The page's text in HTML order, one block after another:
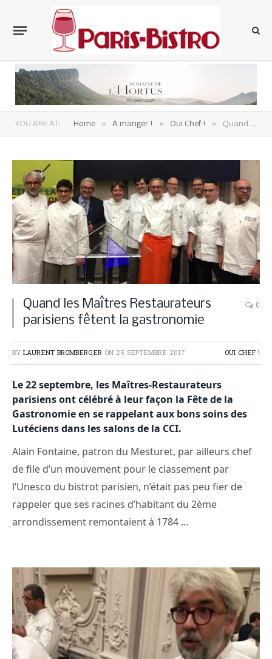
YOU ARE AT: Home » A manger ! » Oui Chef ! » Quand les Maîtres Restaurateurs parisiens fêtent la gastronomie
Quand les Maîtres Restaurateurs
parisiens fêtent la gastronomie
0
BY LAURENT BROMBERGER ON 25 SEPTEMBRE 2017 OUI CHEF !
Le 22 septembre, les Maîtres-Restaurateurs
parisiens ont célébré à leur façon la Fête de la
Gastronomie en se rappelant aux bons soins des
Lutéciens dans les salons de la CCI.
Alain Fontaine, patron du Mesturet, par ailleurs chef
de file d’un mouvement pour le classement par
l’Unesco du bistrot parisien, n’était pas peu fier de
rappeler que ses racines d’habitant du 2ème
arrondissement remontaient à 1784 …